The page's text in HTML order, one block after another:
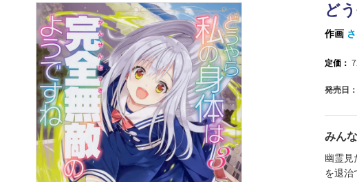
ど
作画
定価：
発売日：
みん
幽霊見
を退